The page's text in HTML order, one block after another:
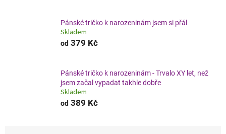
Pánské tričko k narozeninám jsem si přál
Skladem
od 379 Kč
Pánské tričko k narozeninám - Trvalo XY let, než
jsem začal vypadat takhle dobře
Skladem
od 389 Kč